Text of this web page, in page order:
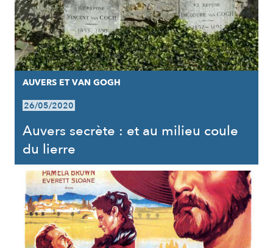
AUVERS ET VAN GOGH
26/05/2020
Auvers secrète : et au milieu coule
du lierre